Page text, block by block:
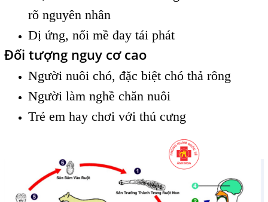
rõ nguyên nhân
Dị ứng, nổi mề đay tái phát
Đối tượng nguy cơ cao
Người nuôi chó, đặc biệt chó thả rông
Người làm nghề chăn nuôi
Trẻ em hay chơi với thú cưng